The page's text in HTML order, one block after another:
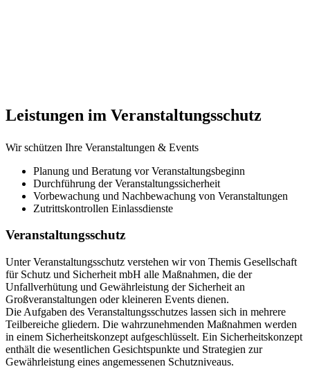
Leistungen im Veranstaltungsschutz
Wir schützen Ihre Veranstaltungen & Events
Planung und Beratung vor Veranstaltungsbeginn
Durchführung der Veranstaltungssicherheit
Vorbewachung und Nachbewachung von Veranstaltungen
Zutrittskontrollen Einlassdienste
Veranstaltungsschutz
Unter Veranstaltungsschutz verstehen wir von Themis Gesellschaft
für Schutz und Sicherheit mbH alle Maßnahmen, die der
Unfallverhütung und Gewährleistung der Sicherheit an
Großveranstaltungen oder kleineren Events dienen.
Die Aufgaben des Veranstaltungsschutzes lassen sich in mehrere
Teilbereiche gliedern. Die wahrzunehmenden Maßnahmen werden
in einem Sicherheitskonzept aufgeschlüsselt. Ein Sicherheitskonzept
enthält die wesentlichen Gesichtspunkte und Strategien zur
Gewährleistung eines angemessenen Schutzniveaus.